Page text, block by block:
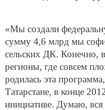
«Мы создали
сумму 4,6 млрд мы
сельских ДК. Конечно,
регионы, где совсем
родилась эта
Татарстане, в конце
инициативе. Думаю, вся